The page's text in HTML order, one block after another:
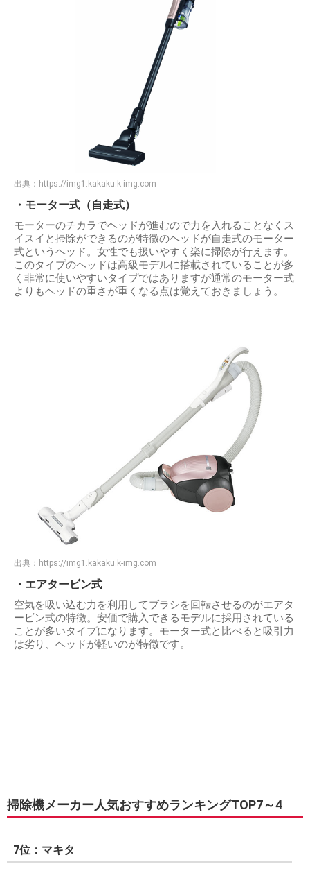
出典： https://img1.kakaku.k-img.com
・モーター式（自走式）
モーターのチカラでヘッドが進むので力を入れることなくス
イスイと掃除ができるのが特徴のヘッドが自走式のモーター
式というヘッド。女性でも扱いやすく楽に掃除が行えます。
このタイプのヘッドは高級モデルに搭載されていることが多
く非常に使いやすいタイプではありますが通常のモーター式
よりもヘッドの重さが重くなる点は覚えておきましょう。
出典： https://img1.kakaku.k-img.com
・エアタービン式
空気を吸い込む力を利用してブラシを回転させるのがエアタ
ービン式の特徴。安価で購入できるモデルに採用されている
ことが多いタイプになります。モーター式と比べると吸引力
は劣り、ヘッドが軽いのが特徴です。
掃除機メーカー人気おすすめランキングTOP7～4
7位：マキタ